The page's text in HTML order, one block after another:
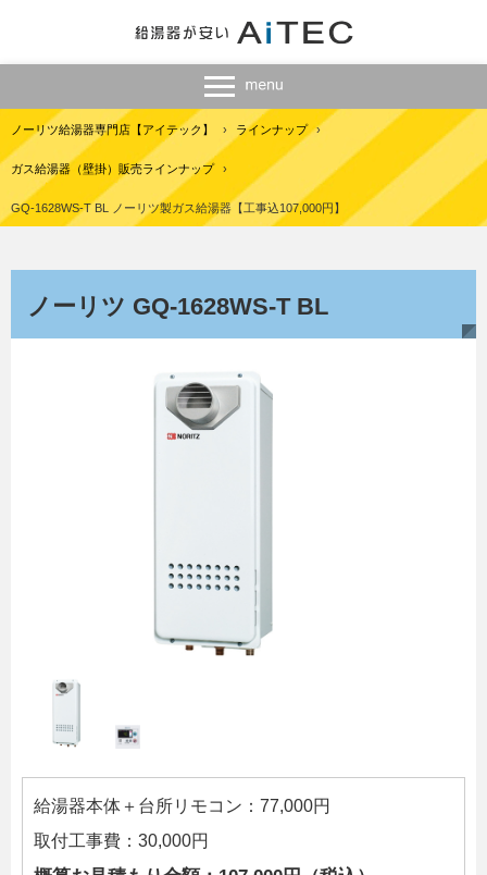
ノーリツ給湯器専門店【アイテック】 › ラインナップ ›
ガス給湯器（壁掛）販売ラインナップ ›
GQ-1628WS-T BL ノーリツ製ガス給湯器【工事込107,000円】
ノーリツ GQ-1628WS-T BL
給湯器本体＋台所リモコン：77,000円
取付工事費：30,000円